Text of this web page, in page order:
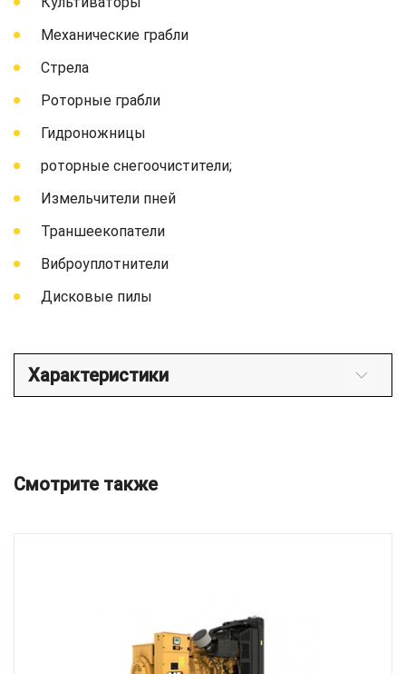
Механические грабли
Стрела
Роторные грабли
Гидроножницы
роторные снегоочистители;
Измельчители пней
Траншеекопатели
Виброуплотнители
Дисковые пилы
Характеристики
Смотрите также